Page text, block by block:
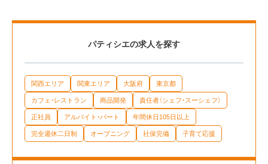
パティシエの求人を探す
関西エリア 関東エリア 大阪府 東京都
カフェ・レストラン 商品開発 責任者（シェフ・スーシェフ）
正社員 アルバイト・パート 年間休日105日以上
完全週休二日制 オープニング 社保完備 子育て応援